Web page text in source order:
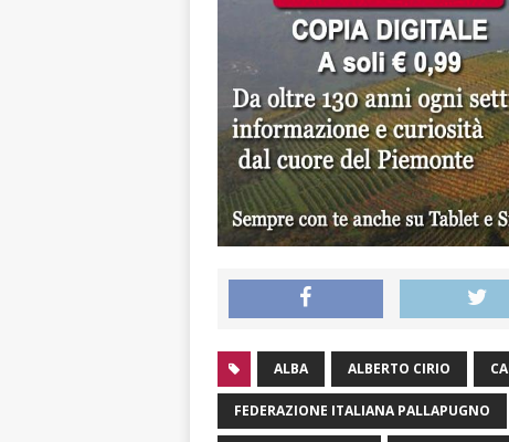
ALBA ALBERTO CIRIO
FEDERAZIONE ITALIANA PALLAPUGNO